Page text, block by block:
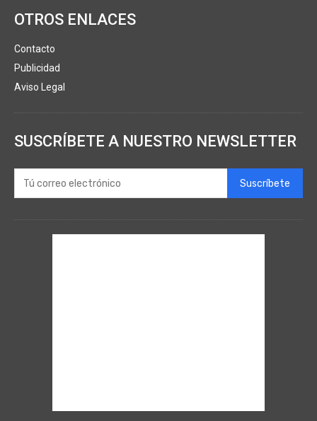
OTROS ENLACES
Contacto
Publicidad
Aviso Legal
SUSCRÍBETE A NUESTRO NEWSLETTER
Suscríbete